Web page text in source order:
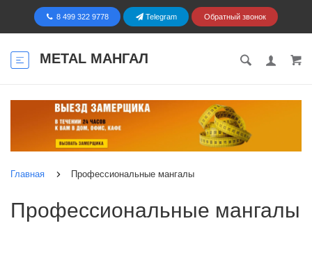
8 499 322 9778 Telegram Обратный звонок
METAL МАНГАЛ
Главная Профессиональные мангалы
Профессиональные мангалы